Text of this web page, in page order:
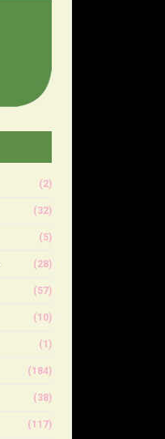
(2)
(32)
(5)
(28)
(57)
(10)
(1)
(184)
(38)
(117)